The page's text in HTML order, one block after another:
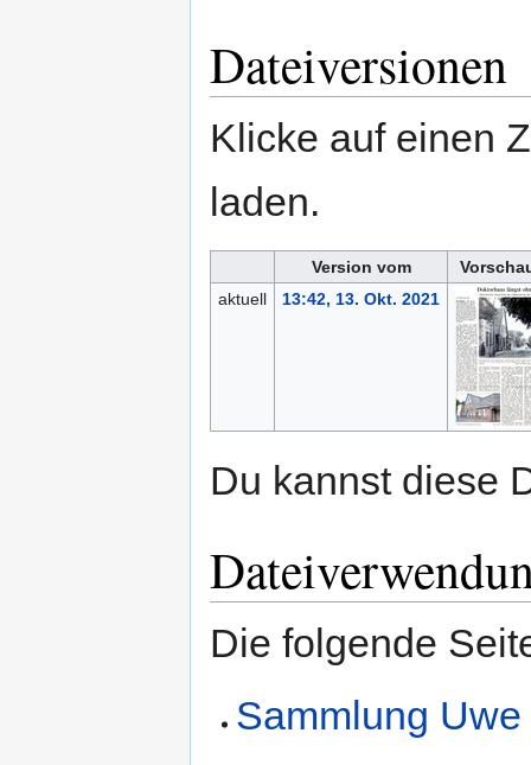
Dateiversionen
Klicke auf einen
laden.
Version vom
aktuell
13:42, 13. Okt. 2021
Du kannst diese
Die folgende
Sammlung